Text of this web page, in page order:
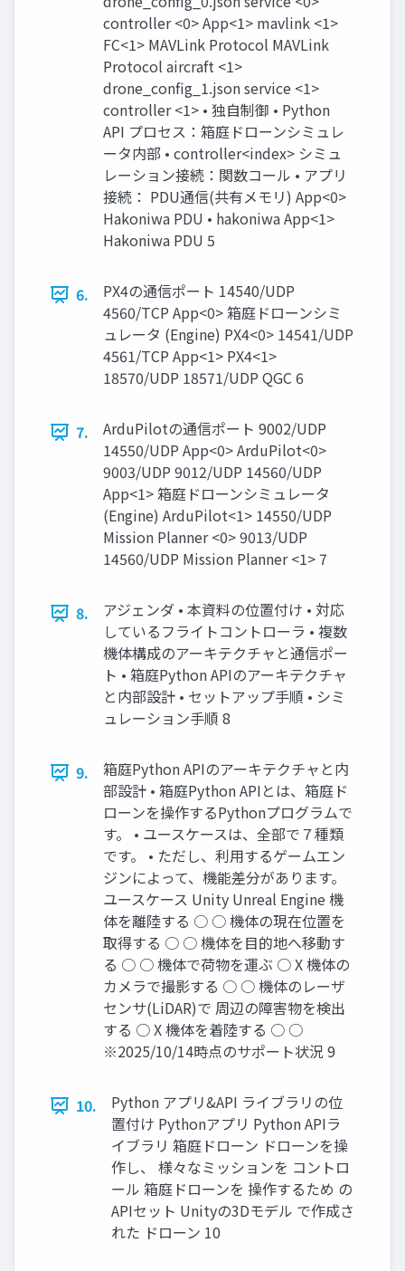
controller <0> App<1> mavlink <1>
FC<1> MAVLink Protocol MAVLink
Protocol aircraft <1>
drone_config_1.json service <1>
controller <1> • 独自制御 • Python
API プロセス：箱庭ドローンシミュレ
ータ内部 • controller<index> シミュ
レーション接続：関数コール • アプリ
接続： PDU通信(共有メモリ) App<0>
Hakoniwa PDU • hakoniwa App<1>
Hakoniwa PDU 5
6.
PX4の通信ポート 14540/UDP
4560/TCP App<0> 箱庭ドローンシミ
ュレータ (Engine) PX4<0> 14541/UDP
4561/TCP App<1> PX4<1>
18570/UDP 18571/UDP QGC 6
7.
ArduPilotの通信ポート 9002/UDP
14550/UDP App<0> ArduPilot<0>
9003/UDP 9012/UDP 14560/UDP
App<1> 箱庭ドローンシミュレータ
(Engine) ArduPilot<1> 14550/UDP
Mission Planner <0> 9013/UDP
14560/UDP Mission Planner <1> 7
8.
アジェンダ • 本資料の位置付け • 対応
しているフライトコントローラ • 複数
機体構成のアーキテクチャと通信ポー
ト • 箱庭Python APIのアーキテクチャ
と内部設計 • セットアップ手順 • シミ
ュレーション手順 8
9.
箱庭Python APIのアーキテクチャと内
部設計 • 箱庭Python APIとは、箱庭ド
ローンを操作するPythonプログラムで
す。 • ユースケースは、全部で７種類
です。 • ただし、利用するゲームエン
ジンによって、機能差分があります。
ユースケース Unity Unreal Engine 機
体を離陸する ○ ○ 機体の現在位置を
取得する ○ ○ 機体を目的地へ移動す
る ○ ○ 機体で荷物を運ぶ ○ X 機体の
カメラで撮影する ○ ○ 機体のレーザ
センサ(LiDAR)で 周辺の障害物を検出
する ○ X 機体を着陸する ○ ○
※2025/10/14時点のサポート状況 9
10.
Python アプリ&API ライブラリの位
置付け Pythonアプリ Python APIラ
イブラリ 箱庭ドローン ドローンを操
作し、 様々なミッションを コントロ
ール 箱庭ドローンを 操作するため の
APIセット Unityの3Dモデル で作成さ
れた ドローン 10